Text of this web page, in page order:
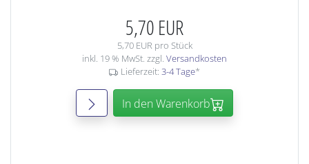
5,70 EUR
5,70 EUR pro Stück
inkl. 19 % MwSt. zzgl. Versandkosten
Lieferzeit: 3-4 Tage*
In den Warenkorb